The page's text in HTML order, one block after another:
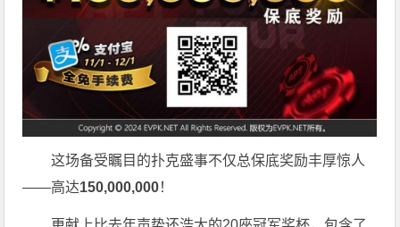
这场备受瞩目的扑克盛事不仅总保底奖励丰厚惊人
——高达150,000,000！